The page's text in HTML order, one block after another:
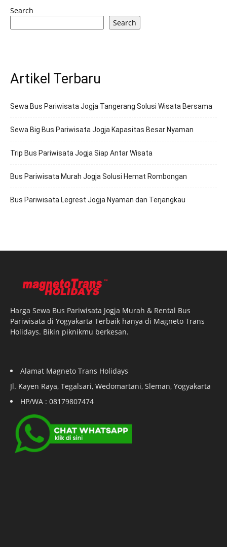
Search
Search
Artikel Terbaru
Sewa Bus Pariwisata Jogja Tangerang Solusi Wisata Bersama
Sewa Big Bus Pariwisata Jogja Kapasitas Besar Nyaman
Trip Bus Pariwisata Jogja Siap Antar Wisata
Bus Pariwisata Murah Jogja Solusi Hemat Rombongan
Bus Pariwisata Legrest Jogja Nyaman dan Terjangkau
Harga Sewa Bus Pariwisata Jogja Murah & Rental Bus
Pariwisata di Yogyakarta Terbaik hanya di Magneto Trans
Holidays. Bikin piknikmu berkesan.
Alamat Magneto Trans Holidays
Jl. Kayen Raya, Tegalsari, Wedomartani, Sleman, Yogyakarta
HP/WA : 08179807474